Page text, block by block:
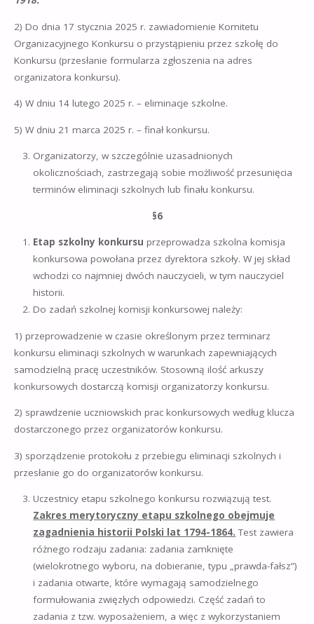
2) Do dnia 17 stycznia 2025 r. zawiadomienie Komitetu
Organizacyjnego Konkursu o przystąpieniu przez szkołę do
Konkursu (przesłanie formularza zgłoszenia na adres
organizatora konkursu).
4) W dniu 14 lutego 2025 r. – eliminacje szkolne.
5) W dniu 21 marca 2025 r. – finał konkursu.
Organizatorzy, w szczególnie uzasadnionych
okolicznościach, zastrzegają sobie możliwość przesunięcia
terminów eliminacji szkolnych lub finału konkursu.
§6
Etap szkolny konkursu przeprowadza szkolna komisja
konkursowa powołana przez dyrektora szkoły. W jej skład
wchodzi co najmniej dwóch nauczycieli, w tym nauczyciel
historii.
Do zadań szkolnej komisji konkursowej należy:
1) przeprowadzenie w czasie określonym przez terminarz
konkursu eliminacji szkolnych w warunkach zapewniających
samodzielną pracę uczestników. Stosowną ilość arkuszy
konkursowych dostarczą komisji organizatorzy konkursu.
2) sprawdzenie uczniowskich prac konkursowych według klucza
dostarczonego przez organizatorów konkursu.
3) sporządzenie protokołu z przebiegu eliminacji szkolnych i
przesłanie go do organizatorów konkursu.
Uczestnicy etapu szkolnego konkursu rozwiązują test.
Zakres merytoryczny etapu szkolnego obejmuje
zagadnienia historii Polski lat 1794-1864. Test zawiera
różnego rodzaju zadania: zadania zamknięte
(wielokrotnego wyboru, na dobieranie, typu „prawda-fałsz”)
i zadania otwarte, które wymagają samodzielnego
formułowania zwięzłych odpowiedzi. Część zadań to
zadania z tzw. wyposażeniem, a więc z wykorzystaniem